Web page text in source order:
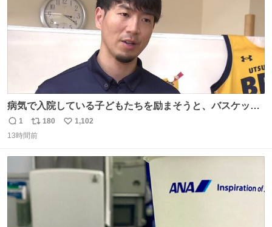
病気で入院している子どもたちを励まそうと、バスケット
ボール・宇都宮ブレックスに所属する比江島慎選手が下野
市の病院を訪問して交流しました。
返
信
1
リ
ポ
180
い
1,102
13時間前